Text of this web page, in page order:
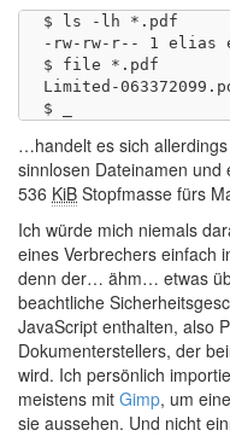
$ ls -lh *.pdf
-rw-rw-r-- 1 elias
$ file *.pdf
Limited-
…handelt es sich
sinnlosen Dateinamen
536 KiB Stopfmasse fürs
Ich würde mich niemals
eines Verbrechers einfach
denn der… ähm… etwas
beachtliche
JavaScript enthalten, also
Dokumenterstellers, der
wird. Ich persönlich
meistens mit Gimp, um
sie aussehen. Und nicht